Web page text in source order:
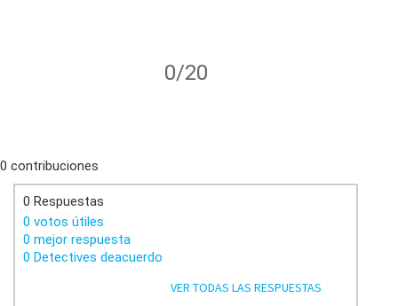
0/20
0 contribuciones
0 Respuestas
0 votos útiles
0 mejor respuesta
0 Detectives deacuerdo
VER TODAS LAS RESPUESTAS